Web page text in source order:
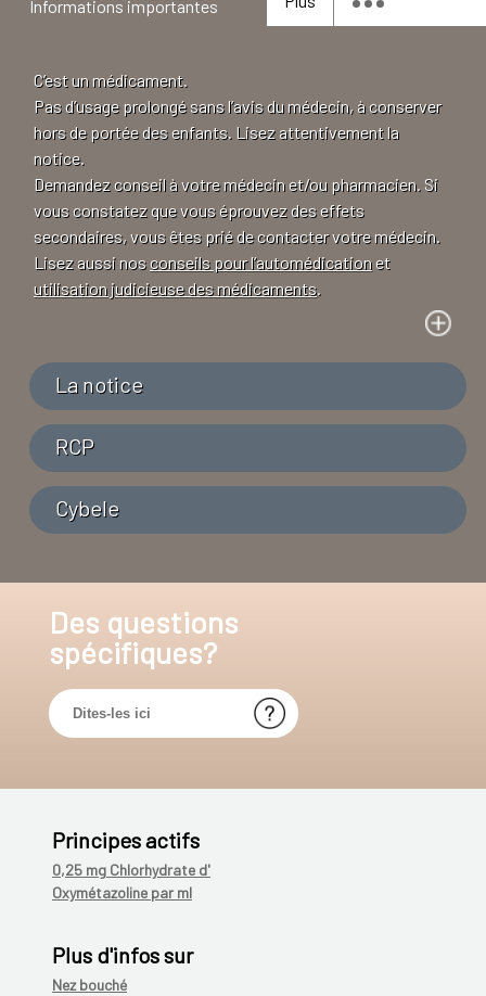
Informations importantes
C’est un médicament.
Pas d’usage prolongé sans l’avis du médecin, à conserver
hors de portée des enfants. Lisez attentivement la
notice.
Demandez conseil à votre médecin et/ou pharmacien. Si
vous constatez que vous éprouvez des effets
secondaires, vous êtes prié de contacter votre médecin.
Lisez aussi nos conseils pour l’automédication et
utilisation judicieuse des médicaments.
La notice
RCP
Cybele
Des questions
spécifiques?
Principes actifs
0,25 mg Chlorhydrate d'
Oxymétazoline par ml
Plus d'infos sur
Nez bouché